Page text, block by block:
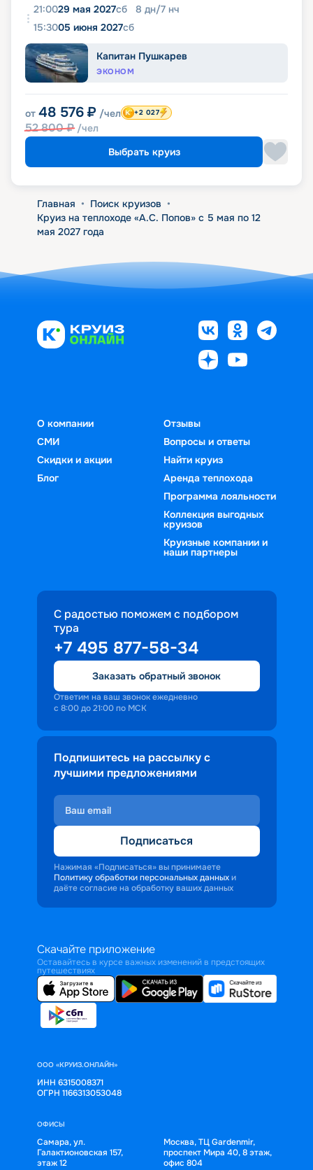
21:0029 мая 2027сб 8 дн/7 нч
15:3005 июня 2027сб
Капитан Пушкарев
ЭКОНОМ
от 48 576 ₽ /чел
52 800₽ /чел
+2 027
Выбрать круиз
Главная • Поиск круизов •
Круиз на теплоходе «А.С. Попов» с 5 мая по 12
мая 2027 года
О компании
СМИ
Скидки и акции
Блог
Отзывы
Вопросы и ответы
Найти круиз
Аренда теплохода
Программа лояльности
Коллекция выгодных
круизов
Круизные компании и
наши партнеры
С радостью поможем с подбором
тура
+7 495 877-58-34
Заказать обратный звонок
Ответим на ваш звонок ежедневно
с 8:00 до 21:00 по МСК
Подпишитесь на рассылку с
лучшими предложениями
Подписаться
Нажимая «Подписаться» вы принимаете
Политику обработки персональных данных и
даёте согласие на обработку ваших данных
Скачайте приложение
Оставайтесь в курсе важных изменений в предстоящих
путешествиях
ООО «КРУИЗ.ОНЛАЙН»
ИНН 6315008371
ОГРН 1166313053048
ОФИСЫ
Самара, ул.
Галактионовская 157,
этаж 12
Москва, ТЦ Gardenmir,
проспект Мира 40, 8 этаж,
офис 804